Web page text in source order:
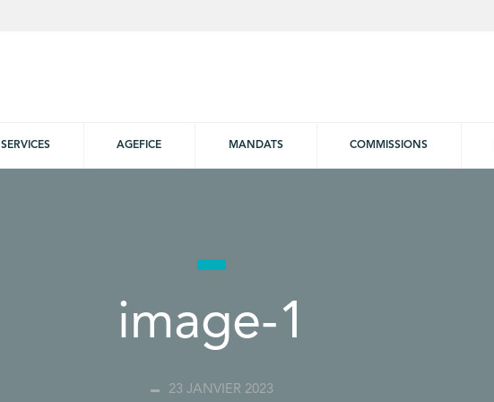
SERVICES AGEFICE MANDATS COMMISSIONS
image-1
23 JANVIER 2023